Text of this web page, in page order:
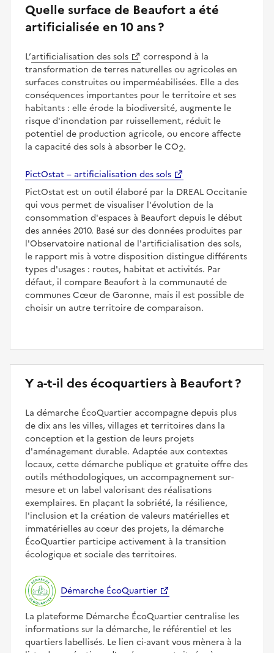
Quelle surface de Beaufort a été
artificialisée en 10 ans ?
L’artificialisation des sols
correspond à la
transformation de terres naturelles ou agricoles en
surfaces construites ou imperméabilisées. Elle a des
conséquences importantes pour le territoire et ses
habitants : elle érode la biodiversité, augmente le
risque d'inondation par ruissellement, réduit le
potentiel de production agricole, ou encore affecte
la capacité des sols à absorber le CO2.
PictOstat – artificialisation des sols
PictOstat est un outil élaboré par la DREAL Occitanie
qui vous permet de visualiser l'évolution de la
consommation d'espaces à Beaufort depuis le début
des années 2010. Basé sur des données produites par
l'Observatoire national de l'artificialisation des sols,
le rapport mis à votre disposition distingue différents
types d'usages : routes, habitat et activités. Par
défaut, il compare Beaufort à la communauté de
communes Cœur de Garonne, mais il est possible de
choisir un autre territoire de comparaison.
Y a-t-il des écoquartiers à Beaufort ?
La démarche ÉcoQuartier accompagne depuis plus
de dix ans les villes, villages et territoires dans la
conception et la gestion de leurs projets
d'aménagement durable. Adaptée aux contextes
locaux, cette démarche publique et gratuite offre des
outils méthodologiques, un accompagnement sur-
mesure et un label valorisant des réalisations
exemplaires. En plaçant la sobriété, la résilience,
l'inclusion et la création de valeurs matérielles et
immatérielles au cœur des projets, la démarche
ÉcoQuartier participe activement à la transition
écologique et sociale des territoires.
Démarche ÉcoQuartier
La plateforme Démarche ÉcoQuartier centralise les
informations sur la démarche, le référentiel et les
quartiers labellisés. Le lien ci-avant vous mènera à la